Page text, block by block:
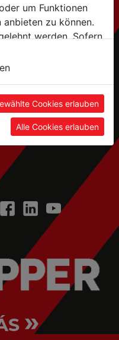
de servicio,...):
»
um Funktionen
zu können.
werden. Sofern
Cookies erlauben
Alle Cookies erlauben